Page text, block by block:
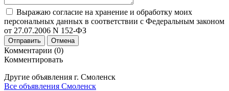
Выражаю согласие на хранение и обработку моих
персональных данных в соответствии с Федеральным законом
от 27.07.2006 N 152-ФЗ
Отправить Отмена
Комментарии (0)
Комментировать
Другие объявления г. Смоленск
Все объявления Смоленск